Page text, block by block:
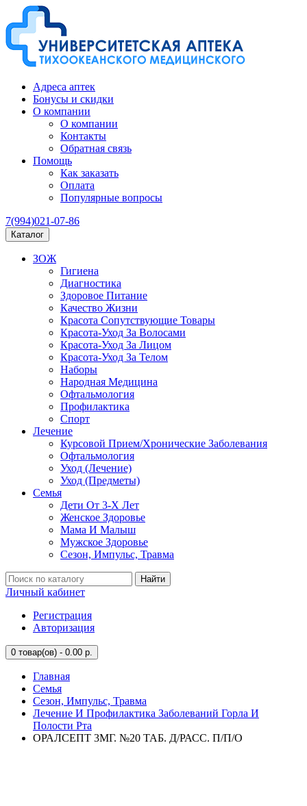
Адреса аптек
Бонусы и скидки
О компании
О компании
Контакты
Обратная связь
Помощь
Как заказать
Оплата
Популярные вопросы
7(994)021-07-86
Каталог
ЗОЖ
Гигиена
Диагностика
Здоровое Питание
Качество Жизни
Красота Сопутствующие Товары
Красота-Уход За Волосами
Красота-Уход За Лицом
Красота-Уход За Телом
Наборы
Народная Медицина
Офтальмология
Профилактика
Спорт
Лечение
Курсовой Прием/Хронические Заболевания
Офтальмология
Уход (Лечение)
Уход (Предметы)
Семья
Дети От 3-Х Лет
Женское Здоровье
Мама И Малыш
Мужское Здоровье
Сезон, Импульс, Травма
Найти
Личный кабинет
Регистрация
Авторизация
0 товар(ов) - 0.00 р.
Главная
Семья
Сезон, Импульс, Травма
Лечение И Профилактика Заболеваний Горла И
Полости Рта
ОРАЛСЕПТ 3МГ. №20 ТАБ. Д/РАСС. П/П/О